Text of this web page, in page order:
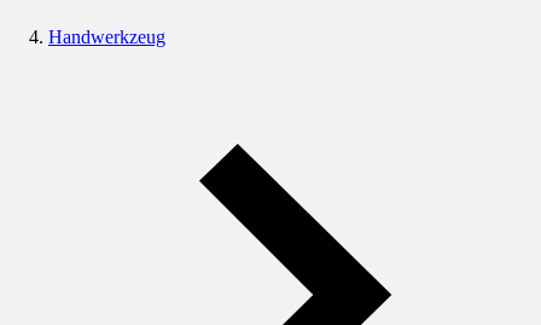
Handwerkzeug